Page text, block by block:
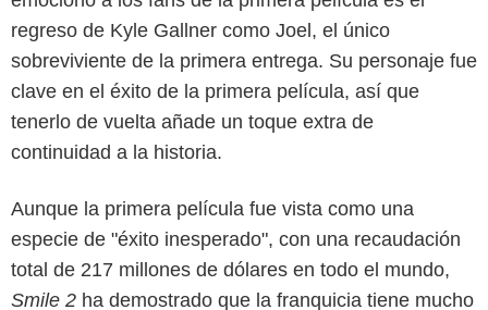
regreso de Kyle Gallner como Joel, el único
sobreviviente de la primera entrega. Su personaje fue
clave en el éxito de la primera película, así que
tenerlo de vuelta añade un toque extra de
continuidad a la historia.
Aunque la primera película fue vista como una
especie de "éxito inesperado", con una recaudación
total de 217 millones de dólares en todo el mundo,
Smile 2 ha demostrado que la franquicia tiene mucho
Reddit